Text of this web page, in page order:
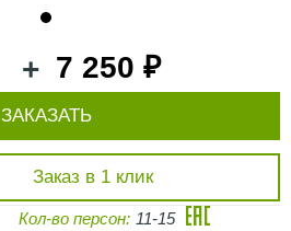
+ 7 250 ₽
Заказ в 1 клик
ЗАКАЗАТЬ
Кол-во персон: 11-15